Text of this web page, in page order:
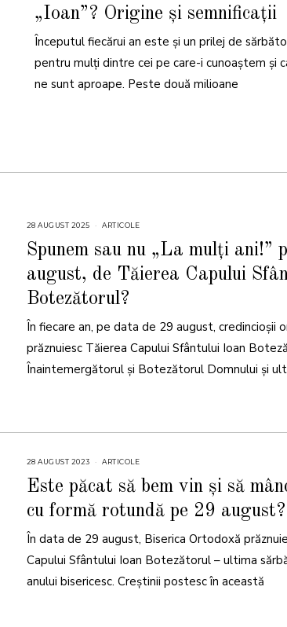
A
E
2
„Ioan”? Origine și semnificații
Începutul fiecărui an este și un prilej de
pentru mulți dintre cei pe care-i cunoaștem și
ne sunt aproape. Peste două milioane
28 AUGUST 2025
U
U
S
2
5
ARTICOLE
Spunem sau nu „La mulți ani!”
august, de Tăierea Capului
Botezătorul?
În fiecare an, pe data de 29 august, credincioșii
prăznuiesc Tăierea Capului Sfântului Ioan
Înaintemergătorul și Botezătorul Domnului și
28 AUGUST 2023 ARTICOLE
Este păcat să bem vin și să
cu formă rotundă pe 29 august?
În data de 29 august, Biserica Ortodoxă
Capului Sfântului Ioan Botezătorul – ultima
anului bisericesc. Creştinii postesc în această